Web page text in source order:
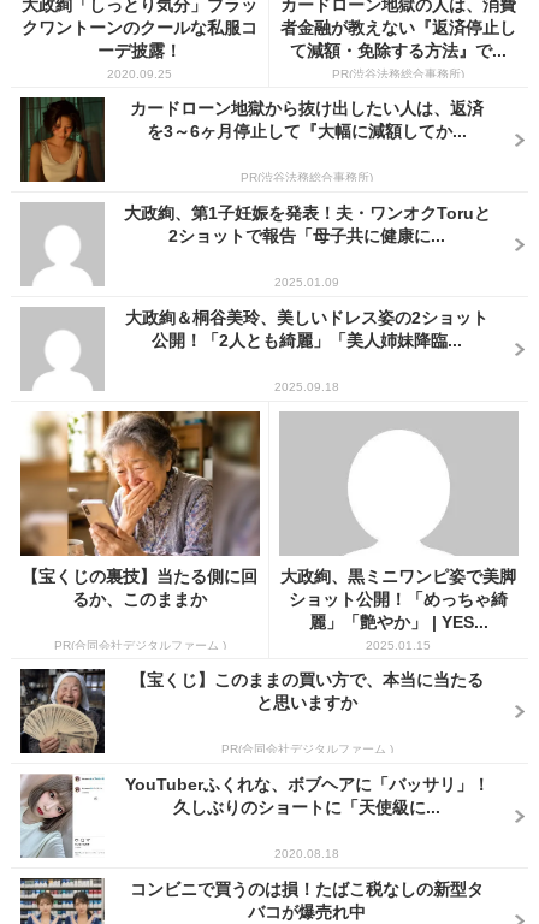
大政絢「しっとり気分」ブラッ
クワントーンのクールな私服コ
ーデ披露！
2020.09.25
カードローン地獄の人は、消費
者金融が教えない『返済停止し
て減額・免除する方法』で...
PR(渋谷法務総合事務所)
カードローン地獄から抜け出したい人は、返済
を3～6ヶ月停止して『大幅に減額してか...
PR(渋谷法務総合事務所)
大政絢、第1子妊娠を発表！夫・ワンオクToruと
2ショットで報告「母子共に健康に...
2025.01.09
大政絢＆桐谷美玲、美しいドレス姿の2ショット
公開！「2人とも綺麗」「美人姉妹降臨...
2025.09.18
【宝くじの裏技】当たる側に回
るか、このままか
PR(合同会社デジタルファーム )
大政絢、黒ミニワンピ姿で美脚
ショット公開！「めっちゃ綺
麗」「艶やか」 | YES...
2025.01.15
【宝くじ】このままの買い方で、本当に当たる
と思いますか
PR(合同会社デジタルファーム )
YouTuberふくれな、ボブヘアに「バッサリ」！
久しぶりのショートに「天使級に...
2020.08.18
コンビニで買うのは損！たばこ税なしの新型タ
バコが爆売れ中